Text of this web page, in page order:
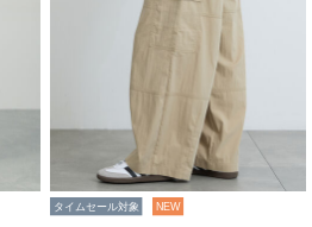
タイムセール対象 NEW